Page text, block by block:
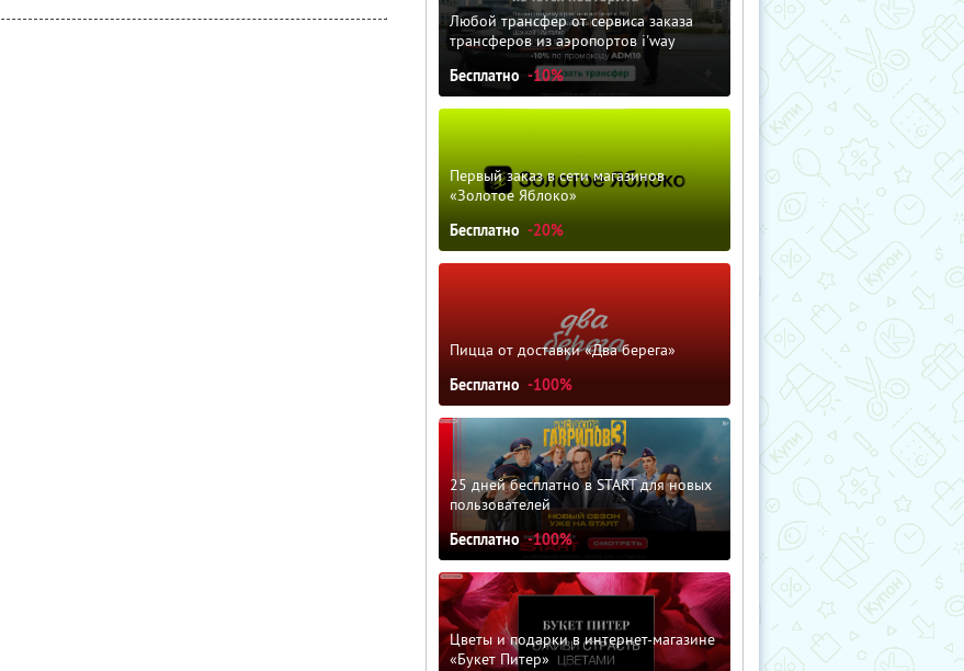
Любой трансфер от сервиса заказа
трансферов из аэропортов i'way
Бесплатно -10%
Первый заказ в сети магазинов
«Золотое Яблоко»
Бесплатно -20%
Пицца от доставки «Два берега»
Бесплатно -100%
25 дней бесплатно в START для новых
пользователей
Бесплатно -100%
Цветы и подарки в интернет-магазине
«Букет Питер»